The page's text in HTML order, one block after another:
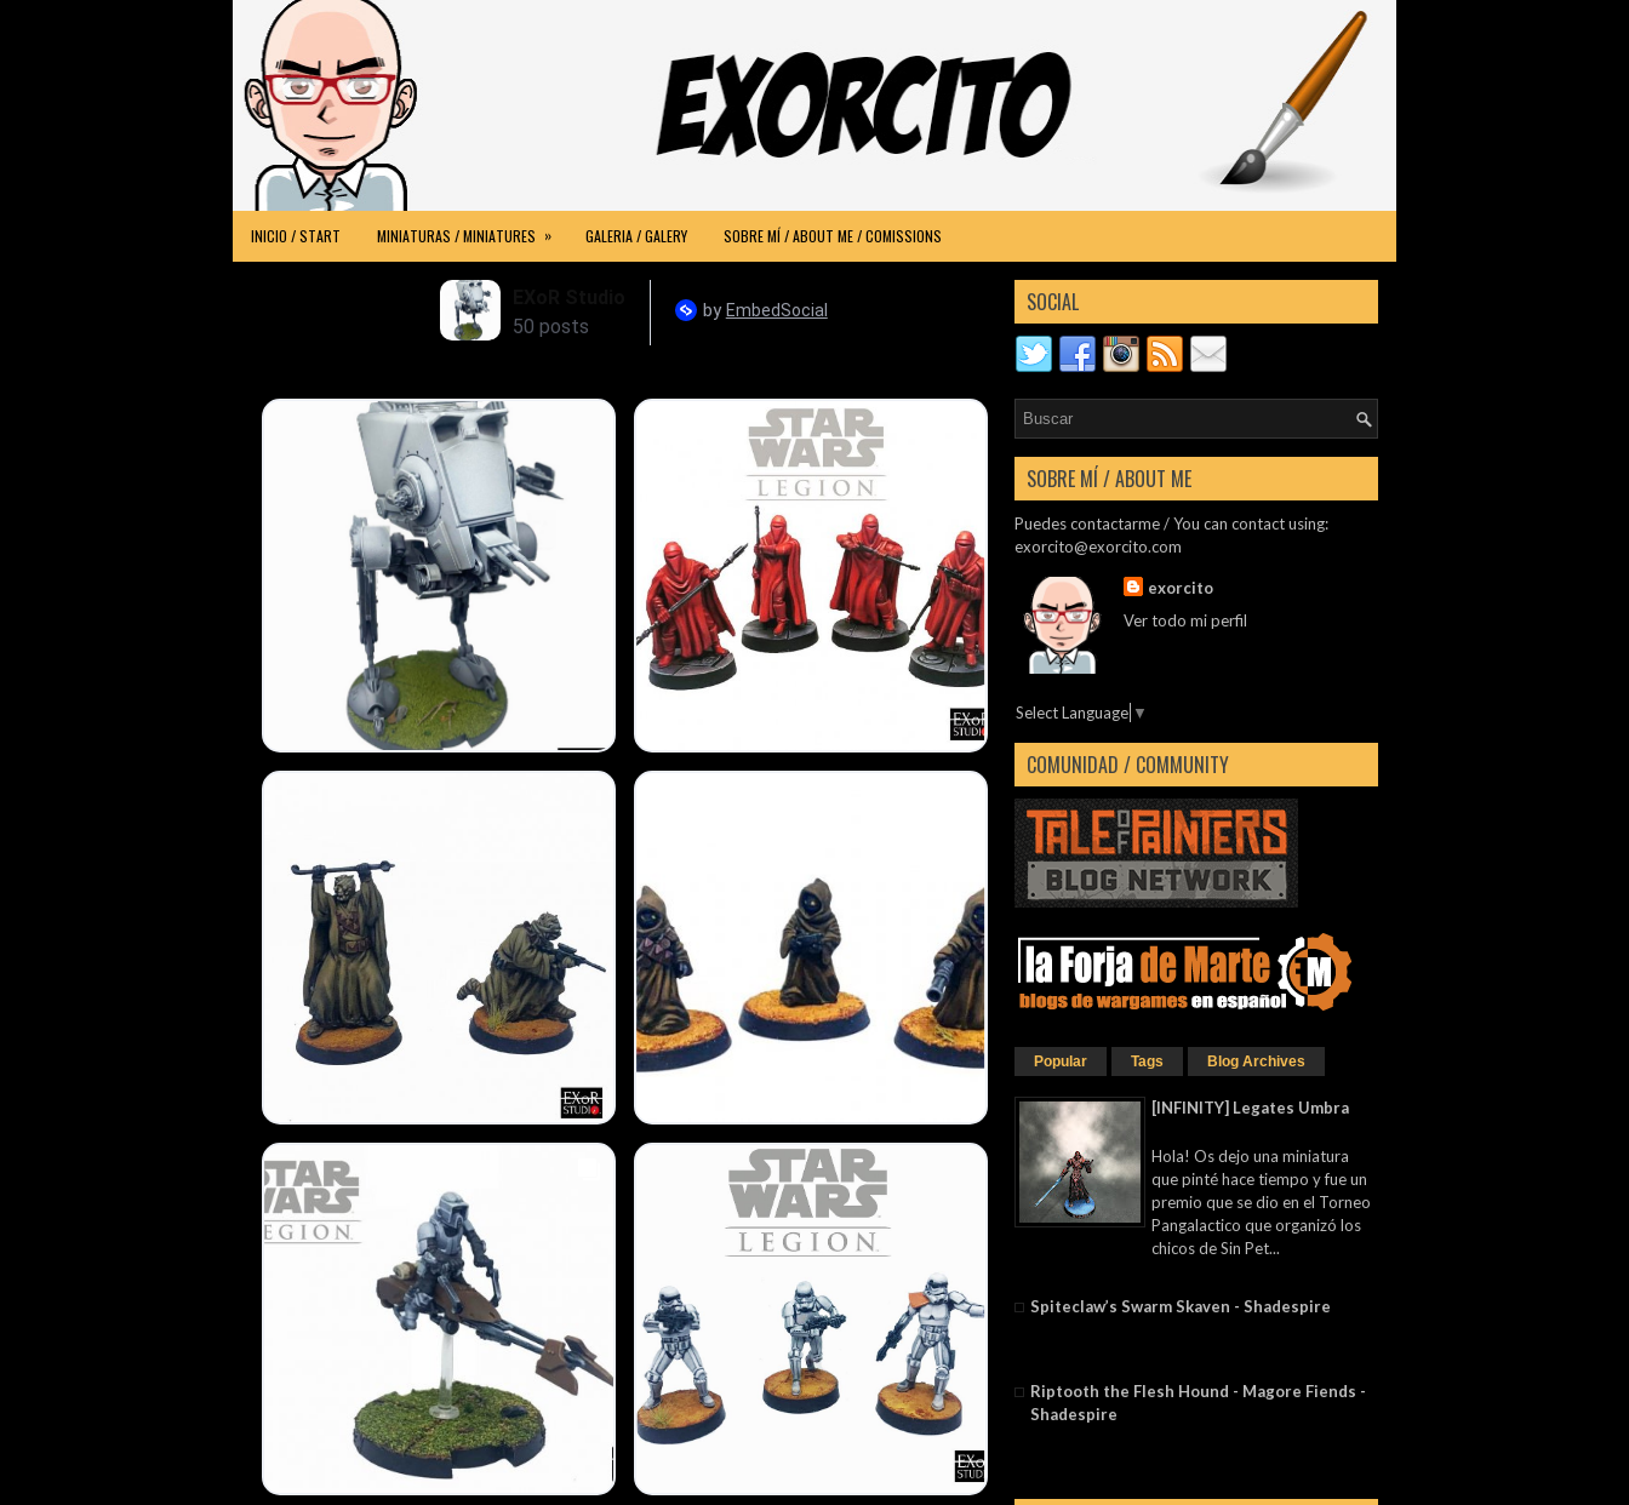
INICIO / START MINIATURAS / MINIATURES » GALERIA / GALERY SOBRE MÍ / ABOUT ME / COMISSIONS
SOCIAL
SOBRE MÍ / ABOUT ME
Puedes contactarme / You can contact using:
exorcito@exorcito.com
exorcito
Ver todo mi perfil
Select Language ▼
COMUNIDAD / COMMUNITY
Popular Tags Blog Archives
[INFINITY] Legates Umbra
Hola! Os dejo una miniatura
que pinté hace tiempo y fue un
premio que se dio en el Torneo
Pangalactico que organizó los
chicos de Sin Pet...
Spiteclaw’s Swarm Skaven - Shadespire
Riptooth the Flesh Hound - Magore Fiends⁣ -
Shadespire